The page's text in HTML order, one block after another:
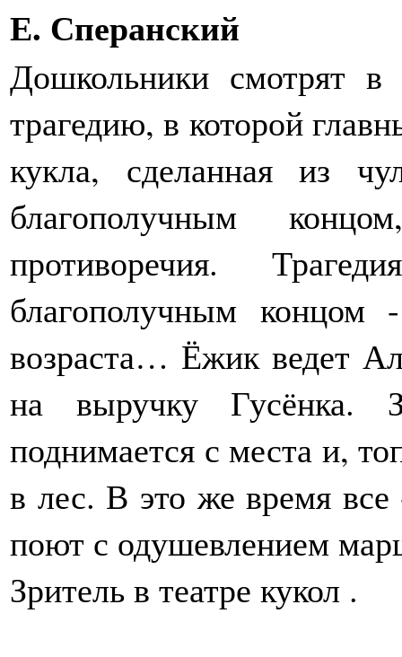
Е. Сперанский
Дошкольники смотрят в
трагедию, в которой
кукла, сделанная из
благополучным
противоречия.
благополучным концом
возраста… Ёжик ведет
на выручку Гусёнка.
поднимается с места и,
в лес. В это же время
поют с одушевлением
Зритель в театре кукол .